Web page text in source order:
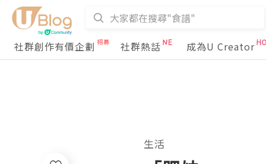
社群創作有價企劃 社群熱話 成為U Creator
生活